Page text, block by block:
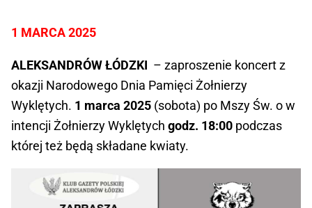
1 MARCA 2025
ALEKSANDRÓW ŁÓDZKI – zaproszenie koncert z
okazji Narodowego Dnia Pamięci Żołnierzy
Wyklętych. 1 marca 2025 (sobota) po Mszy Św. o w
intencji Żołnierzy Wyklętych godz. 18:00 podczas
której też będą składane kwiaty.